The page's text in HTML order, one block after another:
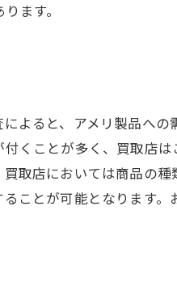
ます。
よると、アメリ製品へ
くことが多く、買取店
取店においては商品の
ことが可能となります